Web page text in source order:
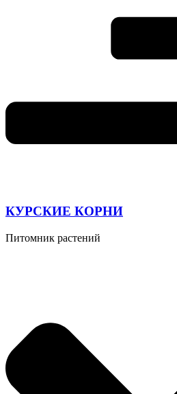
КУРСКИЕ КОРНИ
Питомник растений